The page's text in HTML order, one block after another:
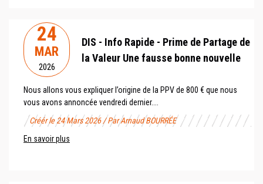
24
MAR
2026
DIS - Info Rapide - Prime de Partage de
la Valeur Une fausse bonne nouvelle
Nous allons vous expliquer l’origine de la PPV de 800 € que nous
vous avons annoncée vendredi dernier....
Créér le 24 Mars 2026 / Par Arnaud BOURRÉE
En savoir plus